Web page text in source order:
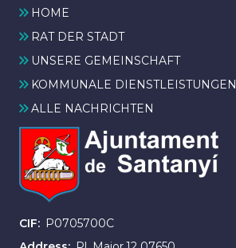
HOME
RAT DER STADT
UNSERE GEMEINSCHAFT
KOMMUNALE DIENSTLEISTUNGEN
ALLE NACHRICHTEN
CIF
P0705700C